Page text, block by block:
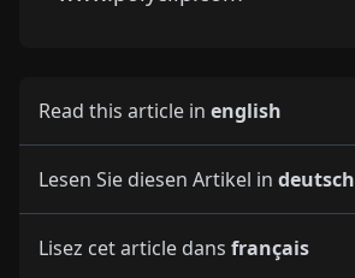
Read this article in english
Lesen Sie diesen Artikel in deutsch
Lisez cet article dans français